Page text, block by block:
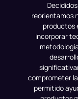
reorientamos
productos
incorporar
comprometer
permitido